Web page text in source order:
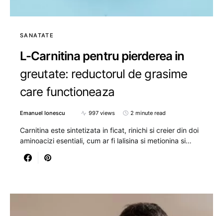
SANATATE
L-Carnitina pentru pierderea in
greutate: reductorul de grasime
care functioneaza
Emanuel Ionescu 997 views 2 minute read
Carnitina este sintetizata in ficat, rinichi si creier din doi
aminoacizi esentiali, cum ar fi lalisina si metionina si…